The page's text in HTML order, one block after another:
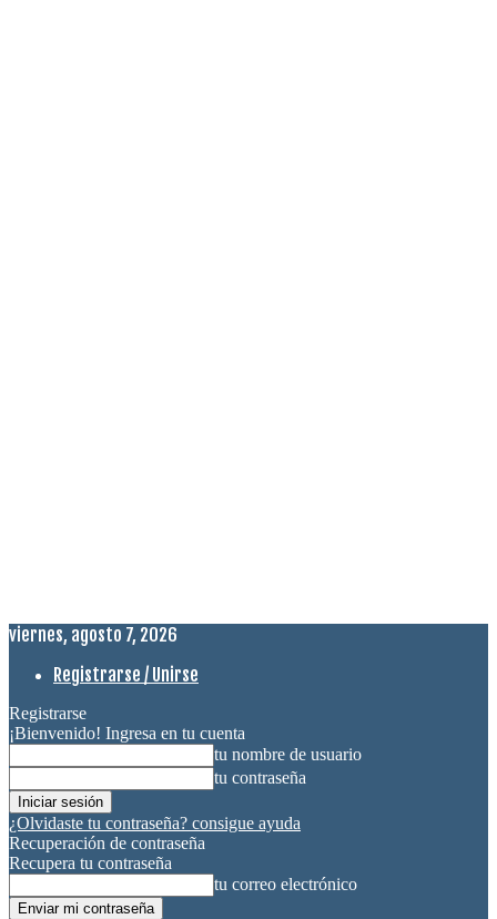
viernes, agosto 7, 2026
Registrarse / Unirse
Registrarse
¡Bienvenido! Ingresa en tu cuenta
tu nombre de usuario
tu contraseña
¿Olvidaste tu contraseña? consigue ayuda
Recuperación de contraseña
Recupera tu contraseña
tu correo electrónico